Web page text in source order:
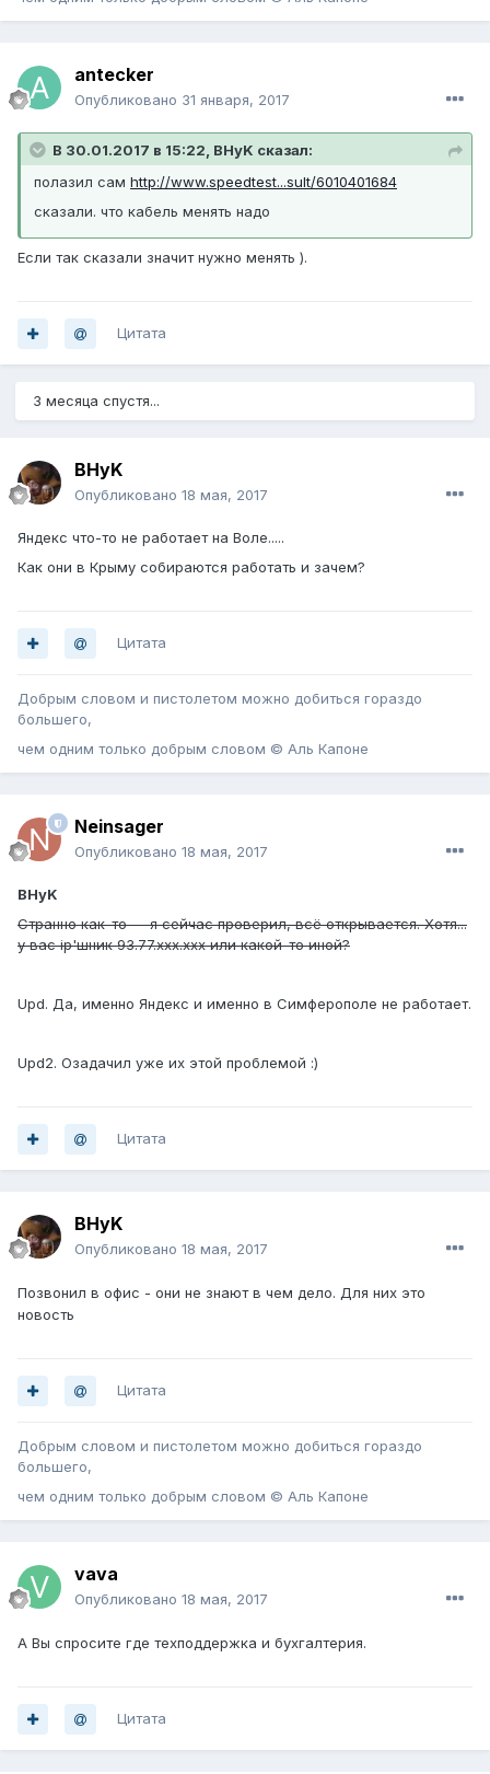
antecker
Опубликовано 31 января, 2017
В 30.01.2017 в 15:22, BHyK сказал:
полазил сам http://www.speedtest...sult/6010401684
сказали. что кабель менять надо
Если так сказали значит нужно менять ).
Цитата
3 месяца спустя...
BHyK
Опубликовано 18 мая, 2017
Яндекс что-то не работает на Воле.....
Как они в Крыму собираются работать и зачем?
Цитата
Добрым словом и пистолетом можно добиться гораздо
большего,
чем одним только добрым словом © Аль Капоне
Neinsager
Опубликовано 18 мая, 2017
BHyK
Странно как-то — я сейчас проверил, всё открывается. Хотя...
у вас ip'шник 93.77.xxx.xxx или какой-то иной?
Upd. Да, именно Яндекс и именно в Симферополе не работает.
Upd2. Озадачил уже их этой проблемой :)
Цитата
BHyK
Опубликовано 18 мая, 2017
Позвонил в офис - они не знают в чем дело. Для них это
новость
Цитата
Добрым словом и пистолетом можно добиться гораздо
большего,
чем одним только добрым словом © Аль Капоне
vava
Опубликовано 18 мая, 2017
А Вы спросите где техподдержка и бухгалтерия.
Цитата